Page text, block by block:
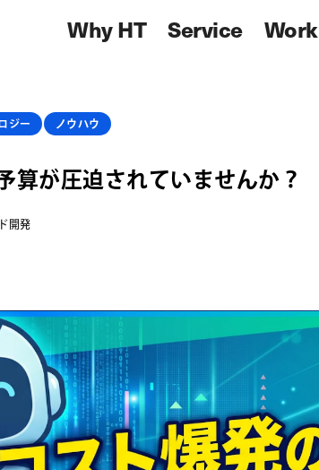
Why HT Service Work
ジー ノウハウ
算が圧迫されていませんか？
開発